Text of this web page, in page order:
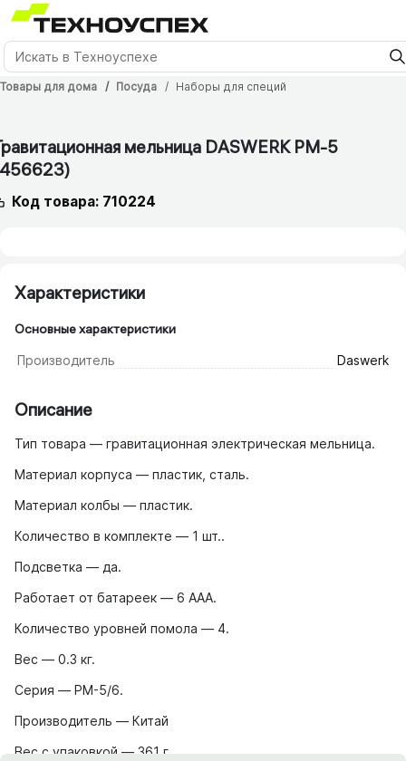
Товары для дома Посуда Наборы для специй
мельница DASWERK PM-5
Код товара: 710224
Характеристики
Основные характеристики
Производитель Daswerk
Описание
Тип товара — гравитационная электрическая мельница.
Материал корпуса — пластик, сталь.
Материал колбы — пластик.
Количество в комплекте — 1 шт..
Подсветка — да.
Работает от батареек — 6 ААА.
Количество уровней помола — 4.
Вес — 0.3 кг.
Серия — PM-5/6.
Производитель — Китай
Вес с упаковкой — 361 г